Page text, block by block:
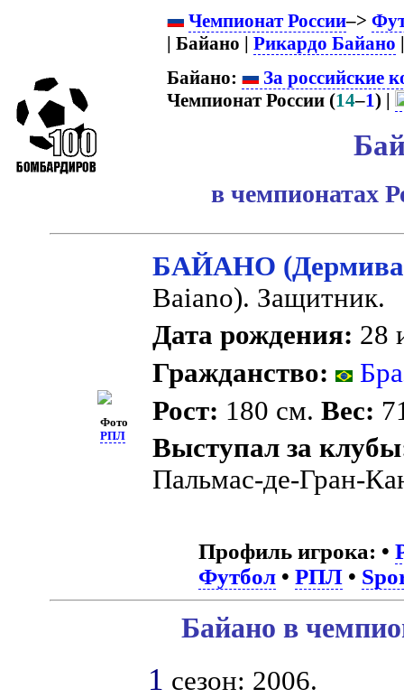
Чемпионат России–>
| Байано | Рикардо Байано
Байано:
За российские
Чемпионат России (14–1) |
в чемпионатах
Фото
РПЛ
БАЙАНО
Baiano). Защитник.
Дата рождения: 28
Гражданство:
Рост: 180 см.Вес:
Выступал за
Пальмас-де-Гран-
Профиль игрока: •
Футбол • РПЛ •
Байано в
1 сезон: 2006.